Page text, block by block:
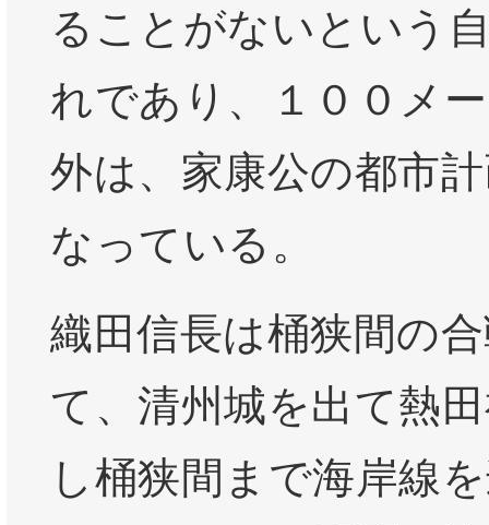
ることがないという
れであり、１００メ
外は、家康公の都市
なっている。
織田信長は桶狭間の
て、清州城を出て熱
し桶狭間まで海岸線